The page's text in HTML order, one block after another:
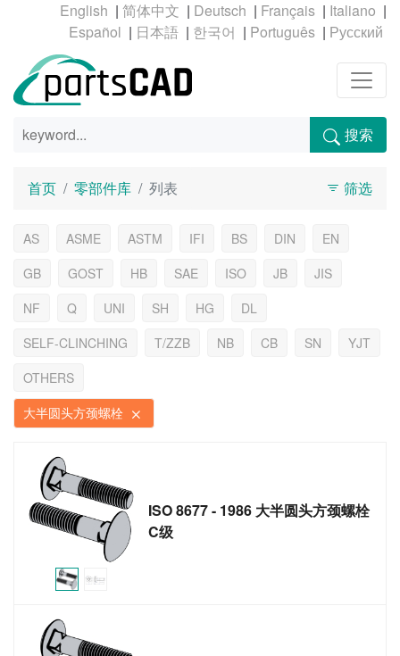
| | | |
|
|
| | |
搜索
首页 零部件库 列表 筛选
AS ASME ASTM IFI BS DIN
EN
GB
GOST HB SAE ISO JB
JIS
NF
Q UNI SH HG
DL
SELF-CLINCHING
T/ZZB NB CB SN
YJT
OTHERS
大半圆头方颈螺栓
ISO 8677 - 1986 大半圆头方颈螺栓
C级